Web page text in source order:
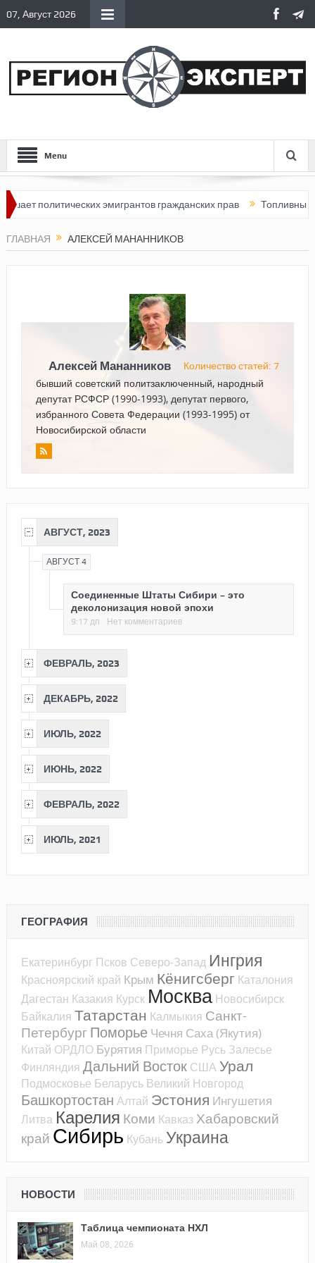
07, Август 2026
Menu
политических эмигрантов гражданских прав Топливный
ГЛАВНАЯ АЛЕКСЕЙ МАНАННИКОВ
Алексей Мананников Количество статей: 7
бывший советский политзаключенный, народный
депутат РСФСР (1990-1993), депутат первого,
избранного Совета Федерации (1993-1995) от
Новосибирской области
АВГУСТ, 2023
АВГУСТ 4
Соединенные Штаты Сибири – это
деколонизация новой эпохи
9:17 дп Нет комментариев
ФЕВРАЛЬ, 2023
ДЕКАБРЬ, 2022
ИЮЛЬ, 2022
ИЮНЬ, 2022
ФЕВРАЛЬ, 2022
ИЮЛЬ, 2021
ГЕОГРАФИЯ
Екатеринбург Псков Северо-Запад Ингрия
Красноярский край Крым Кёнигсберг Каталония
Дагестан Казакия Курск Москва Новосибирск
Байкалия Татарстан Калмыкия Санкт-
Петербург Поморье Чечня Саха (Якутия)
Китай ОРДЛО Бурятия Приморье Русь Залесье
Финляндия Дальний Восток США Урал
Подмосковье Беларусь Великий Новгород
Башкортостан Алтай Эстония Ингушетия
Литва Карелия Коми Кавказ Хабаровский
край Сибирь Кубань Украина
НОВОСТИ
Таблица чемпионата НХЛ
Май 08, 2026